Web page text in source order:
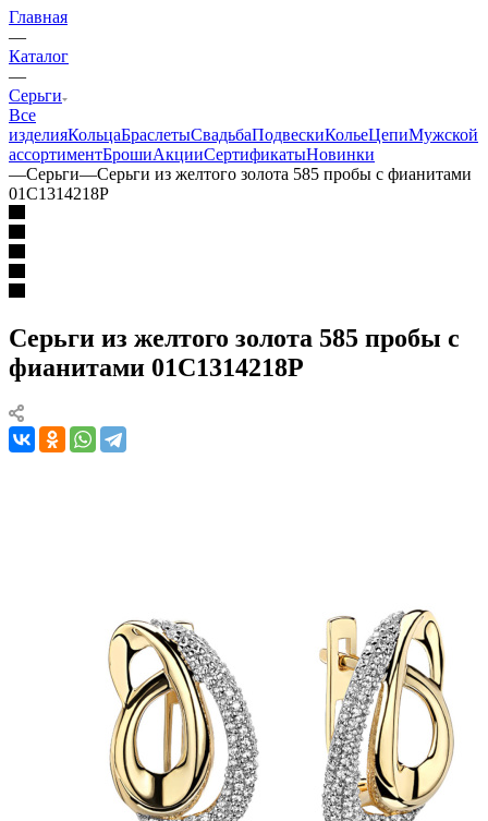
Главная
—
Каталог
—
Серьги
Все
изделияКольцаБраслетыСвадьбаПодвескиКольеЦепиМужской
ассортиментБрошиАкцииСертификатыНовинки
—Серьги—Серьги из желтого золота 585 пробы с фианитами
01С1314218Р
Серьги из желтого золота 585 пробы с
фианитами 01С1314218Р